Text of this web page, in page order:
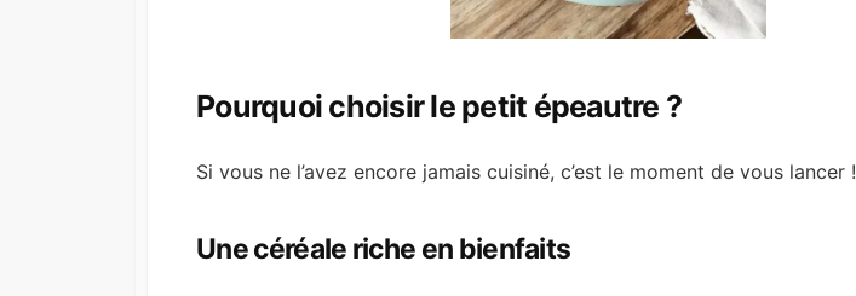
Pourquoi choisir le petit épeautre ?
Si vous ne l’avez encore jamais cuisiné, c’est le moment de vous lancer !
Une céréale riche en bienfaits